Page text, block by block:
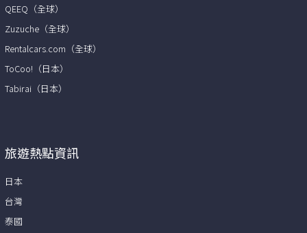
QEEQ（全球）
Zuzuche（全球）
Rentalcars.com（全球）
ToCoo!（日本）
Tabirai（日本）
旅遊熱點資訊
日本
台灣
泰國